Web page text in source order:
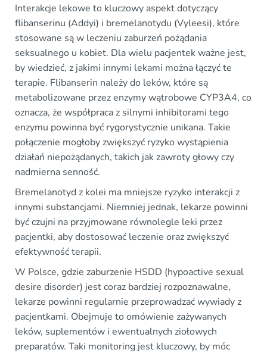
Interakcje lekowe to kluczowy aspekt dotyczący
flibanserinu (Addyi) i bremelanotydu (Vyleesi), które
stosowane są w leczeniu zaburzeń pożądania
seksualnego u kobiet. Dla wielu pacjentek ważne jest,
by wiedzieć, z jakimi innymi lekami można łączyć te
terapie. Flibanserin należy do leków, które są
metabolizowane przez enzymy wątrobowe CYP3A4, co
oznacza, że współpraca z silnymi inhibitorami tego
enzymu powinna być rygorystycznie unikana. Takie
połączenie mogłoby zwiększyć ryzyko wystąpienia
działań niepożądanych, takich jak zawroty głowy czy
nadmierna senność.
Bremelanotyd z kolei ma mniejsze ryzyko interakcji z
innymi substancjami. Niemniej jednak, lekarze powinni
być czujni na przyjmowane równolegle leki przez
pacjentki, aby dostosować leczenie oraz zwiększyć
efektywność terapii.
W Polsce, gdzie zaburzenie HSDD (hypoactive sexual
desire disorder) jest coraz bardziej rozpoznawalne,
lekarze powinni regularnie przeprowadzać wywiady z
pacjentkami. Obejmuje to omówienie zażywanych
leków, suplementów i ewentualnych ziołowych
preparatów. Taki monitoring jest kluczowy, by móc